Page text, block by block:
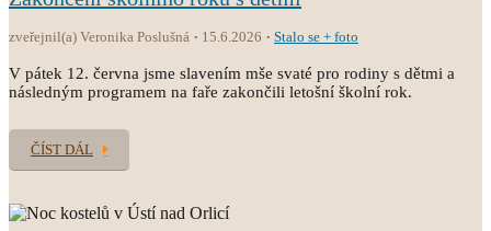
zveřejnil(a) Veronika Poslušná 15.6.2026 Stalo se + foto
V pátek 12. června jsme slavením mše svaté pro rodiny s dětmi a
následným programem na faře zakončili letošní školní rok.
ČÍST DÁL